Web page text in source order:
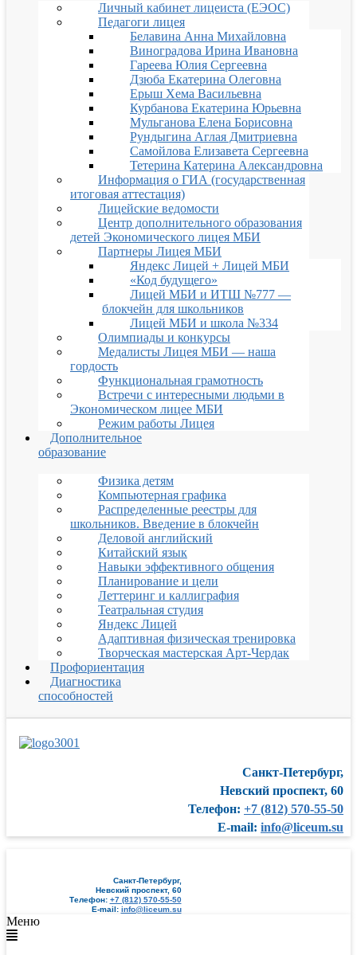
Личный кабинет лицеиста (ЕЭОС)
Педагоги лицея
Белавина Анна Михайловна
Виноградова Ирина Ивановна
Гареева Юлия Сергеевна
Дзюба Екатерина Олеговна
Ерыш Хема Васильевна
Курбанова Екатерина Юрьевна
Мульганова Елена Борисовна
Рундыгина Аглая Дмитриевна
Самойлова Елизавета Сергеевна
Тетерина Катерина Александровна
Информация о ГИА (государственная
итоговая аттестация)
Лицейские ведомости
Центр дополнительного образования
детей Экономического лицея МБИ
Партнеры Лицея МБИ
Яндекс Лицей + Лицей МБИ
«Код будущего»
Лицей МБИ и ИТШ №777 —
блокчейн для школьников
Лицей МБИ и школа №334
Олимпиады и конкурсы
Медалисты Лицея МБИ — наша
гордость
Функциональная грамотность
Встречи с интересными людьми в
Экономическом лицее МБИ
Режим работы Лицея
Дополнительное
образование
Физика детям
Компьютерная графика
Распределенные реестры для
школьников. Введение в блокчейн
Деловой английский
Китайский язык
Навыки эффективного общения
Планирование и цели
Леттеринг и каллиграфия
Театральная студия
Яндекс Лицей
Адаптивная физическая тренировка
Творческая мастерская Арт-Чердак
Профориентация
Диагностика
способностей
Санкт-Петербург,
Невский проспект, 60
Телефон: +7 (812) 570-55-50
E-mail: info@liceum.su
Санкт-Петербург,
Невский проспект, 60
Телефон: +7 (812) 570-55-50
E-mail: info@liceum.su
Меню